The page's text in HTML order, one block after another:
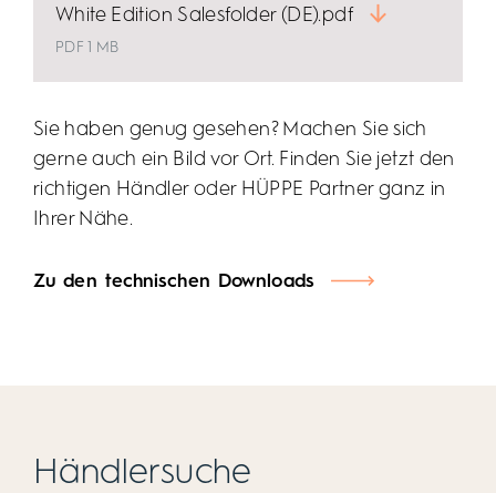
White Edition Salesfolder (DE).pdf
PDF 1 MB
Sie haben genug gesehen? Machen Sie sich
gerne auch ein Bild vor Ort. Finden Sie jetzt den
richtigen Händler oder HÜPPE Partner ganz in
Ihrer Nähe.
Zu den technischen Downloads
Händlersuche